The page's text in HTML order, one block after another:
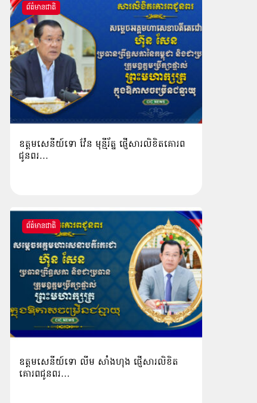
ព័ត៌មានជាតិ
ឧត្តមសេនីយ៍ទោ វ៉ែន មុន្មីរ័ត្ន ផ្ញើសារលិខិតគោរព
ជូនពរ…
ព័ត៌មានជាតិ
ឧត្តមសេនីយ៍ទោ លីម​ សាំង​ហុង​ ផ្ញើសារលិខិត
គោរពជូនពរ…